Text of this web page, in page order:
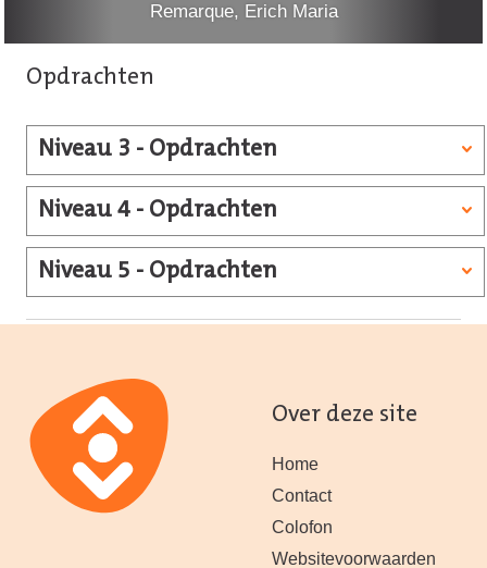
Remarque, Erich Maria
Opdrachten
Niveau 3 - Opdrachten
Niveau 4 - Opdrachten
Niveau 5 - Opdrachten
Over deze site
Home
Contact
Colofon
Websitevoorwaarden